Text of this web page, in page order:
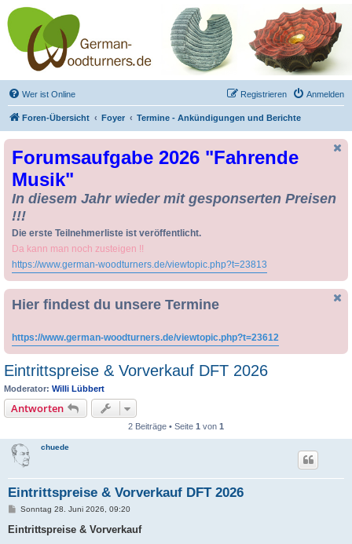
Drechseln und
Kunsthandwerk -
German-Woodturners
*Forum Sauerland*
Der Treffpunkt für Drechsler und Freunde des Kunsthandwerks
Wer ist Online Anmelden
Registrieren
Foren-Übersicht Foyer Termine - Ankündigungen und Berichte
Forumsaufgabe 2026 "Fahrende
Musik"
In diesem Jahr wieder mit gesponserten Preisen
!!!
Die erste Teilnehmerliste ist veröffentlicht.
Da kann man noch zusteigen !!
https://www.german-woodturners.de/viewtopic.php?t=23813
Hier findest du unsere Termine
https://www.german-woodturners.de/viewtopic.php?t=23612
Eintrittspreise & Vorverkauf DFT 2026
Moderator: Willi Lübbert
Antworten
2 Beiträge • Seite 1 von 1
chuede
Eintrittspreise & Vorverkauf DFT 2026
B
i
Sonntag 28. Juni 2026, 09:20
Eintrittspreise & Vorverkauf